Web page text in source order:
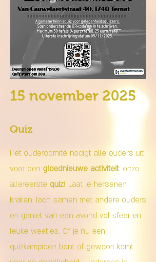
15 november 2025
Quiz
Het oudercomité nodigt alle ouders uit
voor een gloednieuwe activiteit: onze
allereerste quiz! Laat je hersenen
kraken, lach samen met andere ouders
en geniet van een avond vol sfeer en
leuke weetjes. Of je nu een
quizkampioen bent of gewoon komt